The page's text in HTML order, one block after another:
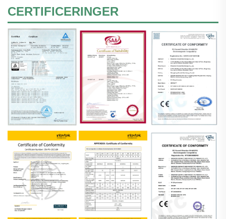
CERTIFICERINGER